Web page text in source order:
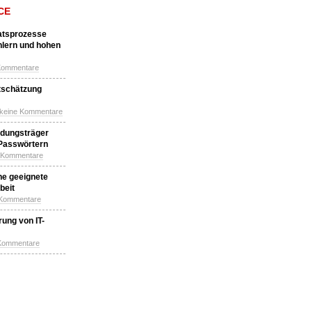
und hohen
Kommentare
geeignete
von IT-